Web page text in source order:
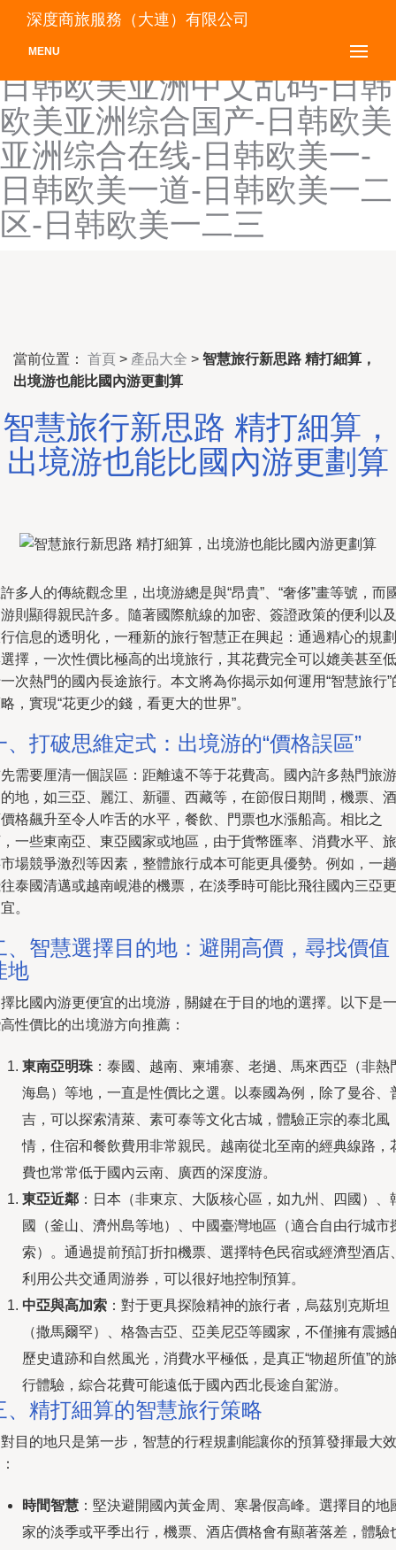
日韩欧美亚洲妖精-日韩欧美
亚洲一区-日韩欧美亚洲中-
日韩欧美亚洲中文乱码-日韩
欧美亚洲综合国产-日韩欧美
亚洲综合在线-日韩欧美一-
日韩欧美一道-日韩欧美一二
区-日韩欧美一二三
深度商旅服務（大連）有限公司
MENU
當前位置： 首頁 > 產品大全 > 智慧旅行新思路 精打細算，
出境游也能比國內游更劃算
智慧旅行新思路 精打細算，
出境游也能比國內游更劃算
多人的傳統觀念里，出境游總是與“昂貴”、“奢侈”畫等號，而
則顯得親民許多。隨著國際航線的加密、簽證政策的便利以及
信息的透明化，一種新的旅行智慧正在興起：通過精心的規劃
擇，一次性價比極高的出境旅行，其花費完全可以媲美甚至低
次熱門的國內長途旅行。本文將為你揭示如何運用“智慧旅行”
，實現“花更少的錢，看更大的世界”。
、打破思維定式：出境游的“價格誤區”
需要厘清一個誤區：距離遠不等于花費高。國內許多熱門旅游
地，如三亞、麗江、新疆、西藏等，在節假日期間，機票、酒
格飆升至令人咋舌的水平，餐飲、門票也水漲船高。相比之
一些東南亞、東亞國家或地區，由于貨幣匯率、消費水平、旅
場競爭激烈等因素，整體旅行成本可能更具優勢。例如，一趟
泰國清邁或越南峴港的機票，在淡季時可能比飛往國內三亞更
。
、智慧選擇目的地：避開高價，尋找價值
地
比國內游更便宜的出境游，關鍵在于目的地的選擇。以下是一
性價比的出境游方向推薦：
東南亞明珠 ：泰國、越南、柬埔寨、老撾、馬來西亞（非熱
海島）等地，一直是性價比之選。以泰國為例，除了曼谷、
吉，可以探索清萊、素可泰等文化古城，體驗正宗的泰北風
情，住宿和餐飲費用非常親民。越南從北至南的經典線路，
費也常常低于國內云南、廣西的深度游。
東亞近鄰 ：日本（非東京、大阪核心區，如九州、四國）、
國（釜山、濟州島等地）、中國臺灣地區（適合自由行城市
索）。通過提前預訂折扣機票、選擇特色民宿或經濟型酒店
利用公共交通周游券，可以很好地控制預算。
中亞與高加索 ：對于更具探險精神的旅行者，烏茲別克斯坦
（撒馬爾罕）、格魯吉亞、亞美尼亞等國家，不僅擁有震撼
歷史遺跡和自然風光，消費水平極低，是真正“物超所值”的
行體驗，綜合花費可能遠低于國內西北長途自駕游。
、精打細算的智慧旅行策略
目的地只是第一步，智慧的行程規劃能讓你的預算發揮最大效
時間智慧 ：堅決避開國內黃金周、寒暑假高峰。選擇目的地
家的淡季或平季出行，機票、酒店價格會有顯著落差，體驗